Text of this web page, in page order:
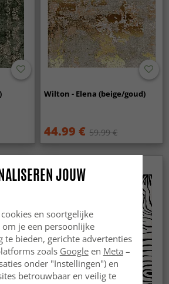
Wilton - Elena (beige/goud)
44.99 € 59.99 €
JOUW
en soortgelijke
je een persoonlijke
te bieden, gerichte advertenties
zoals Googleen Meta –
onder "Instellingen") en
betrouwbaar en veilig te